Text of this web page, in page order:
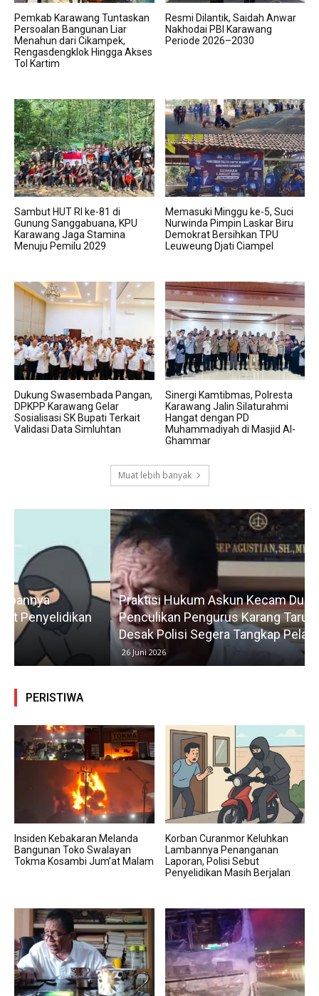
Pemkab Karawang Tuntaskan
Persoalan Bangunan Liar
Menahun dari Cikampek,
Rengasdengklok Hingga Akses
Tol Kartim
Resmi Dilantik, Saidah Anwar
Nakhodai PBI Karawang
Periode 2026–2030
Sambut HUT RI ke-81 di
Gunung Sanggabuana, KPU
Karawang Jaga Stamina
Menuju Pemilu 2029
Memasuki Minggu ke-5, Suci
Nurwinda Pimpin Laskar Biru
Demokrat Bersihkan TPU
Leuweung Djati Ciampel
Dukung Swasembada Pangan,
DPKPP Karawang Gelar
Sosialisasi SK Bupati Terkait
Validasi Data Simluhtan
Sinergi Kamtibmas, Polresta
Karawang Jalin Silaturahmi
Hangat dengan PD
Muhammadiyah di Masjid Al-
Ghammar
Muat lebih banyak
Praktisi Hukum Askun Kecam Dugaan
Penculikan Pengurus Karang Taruna Tamelang,
Desak Polisi Segera Tangkap Pelaku
26 Juni 2026
PERISTIWA
Insiden Kebakaran Melanda
Bangunan Toko Swalayan
Tokma Kosambi Jum’at Malam
Korban Curanmor Keluhkan
Lambannya Penanganan
Laporan, Polisi Sebut
Penyelidikan Masih Berjalan